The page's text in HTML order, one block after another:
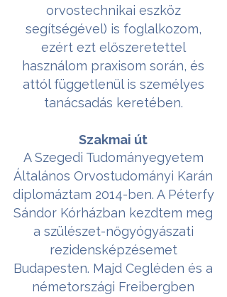
orvostechnikai eszköz
segítségével) is foglalkozom,
ezért ezt előszeretettel
használom praxisom során, és
attól függetlenül is személyes
tanácsadás keretében.
Szakmai út
A Szegedi Tudományegyetem
Általános Orvostudományi Karán
diplomáztam 2014-ben. A Péterfy
Sándor Kórházban kezdtem meg
a szülészet-nőgyógyászati
rezidensképzésemet
Budapesten. Majd Cegléden és a
németországi Freibergben